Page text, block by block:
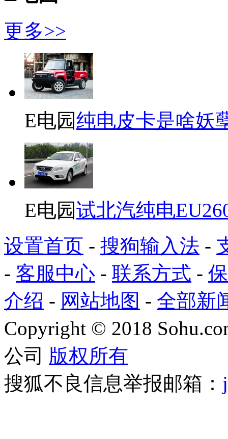
更多>>
E电园纯电皮卡是啥妖
E电园试北汽纯电
设置首页 - 搜狗输入法 -
- 客服中心 - 联系方式 -
介绍 - 网站地图 - 全部新
Copyright © 2018
公司 版权所有
搜狐不良信息举报邮箱：